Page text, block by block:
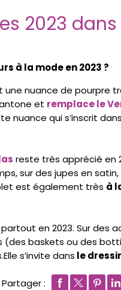
2023
à la mode en 2023 ?
une nuance de pourpre
et remplace le
nuance qui s’inscrit
reste très apprécié en
sur des jupes en
est également très à
partout en 2023. Sur des
(des baskets ou des
s’invite dans le
Partager :